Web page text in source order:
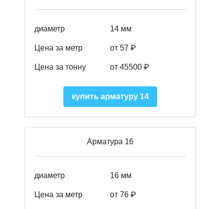
диаметр 14 мм
Цена за метр от 57 ₽
Цена за тонну от 45500 ₽
купить арматуру 14
Арматура 16
диаметр 16 мм
Цена за метр от 76 ₽